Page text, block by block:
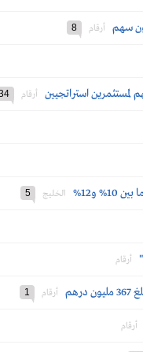
أرقام 8
أرقام
و12% الخليج 5
أرقام
أرقام 1
أرقام